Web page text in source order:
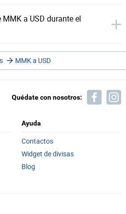
a USD durante el
MMK a USD
Quédate con nosotros:
Ayuda
Contactos
Widget de divisas
Blog